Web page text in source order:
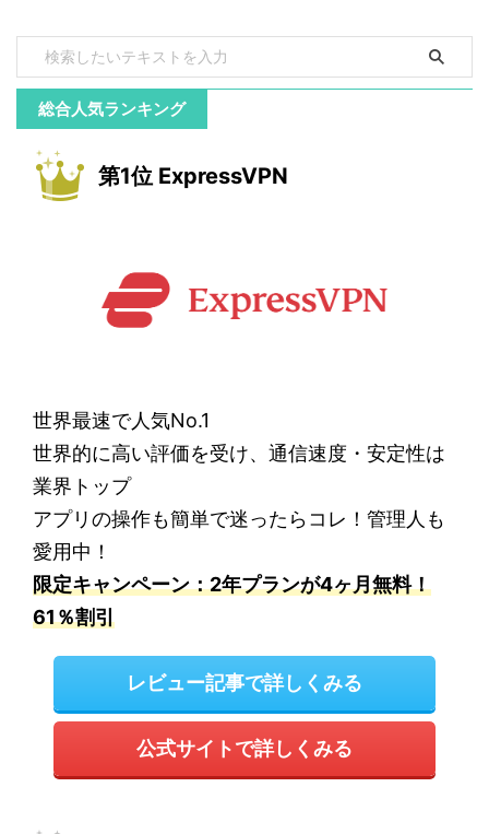
総合人気ランキング
第1位 ExpressVPN
世界最速で人気No.1
世界的に高い評価を受け、通信速度・安定性は
業界トップ
アプリの操作も簡単で迷ったらコレ！管理人も
愛用中！
限定キャンペーン：2年プランが4ヶ月無料！
61％割引
レビュー記事で詳しくみる
公式サイトで詳しくみる